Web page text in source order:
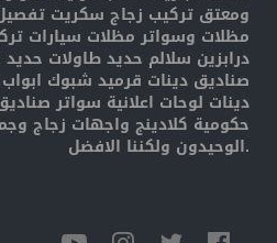
ومعتق تركيب زجاج سكريت
مظلات وسواتر مظلات سيارات
درابزين سلالم حديد طاولات
صناديق دينات قرميد شبوك
دينات لوحات اعلانية سواتر
حكومية كلادينج واجهات زجاج
الوحيدون ولكننا الافضل.